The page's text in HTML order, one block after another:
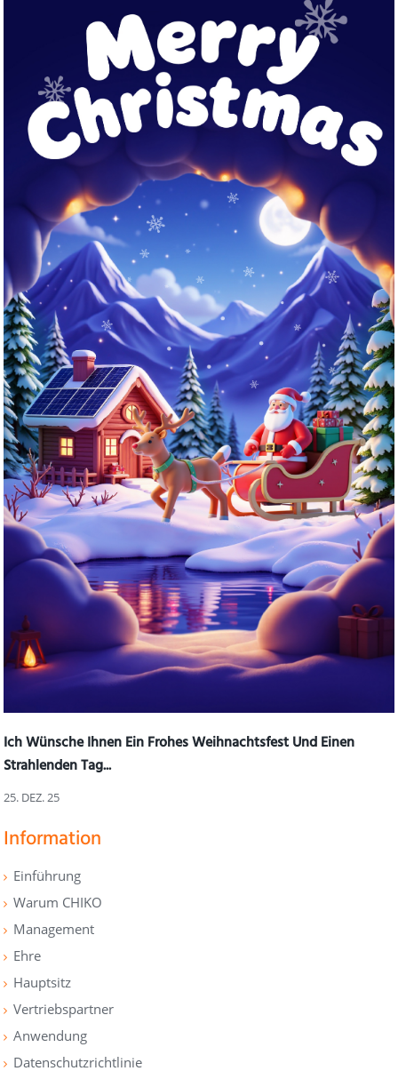
Ich Wünsche Ihnen Ein Frohes Weihnachtsfest Und Einen
Strahlenden Tag...
25. DEZ. 25
Information
Einführung
Warum CHIKO
Management
Ehre
Hauptsitz
Vertriebspartner
Anwendung
Datenschutzrichtlinie